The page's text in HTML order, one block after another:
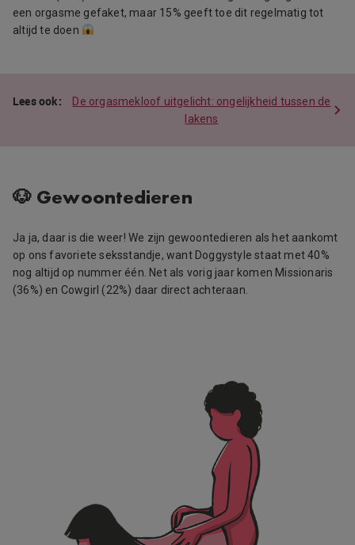
een orgasme gefaket, maar 15% geeft toe dit regelmatig tot
altijd te doen
De orgasmekloof uitgelicht: ongelijkheid tussen de
lakens
🐶 Gewoontedieren
Ja ja, daar is die weer! We zijn gewoontedieren als het aankomt
op ons favoriete seksstandje, want Doggystyle staat met 40%
nog altijd op nummer één. Net als vorig jaar komen Missionaris
(36%) en Cowgirl (22%) daar direct achteraan.